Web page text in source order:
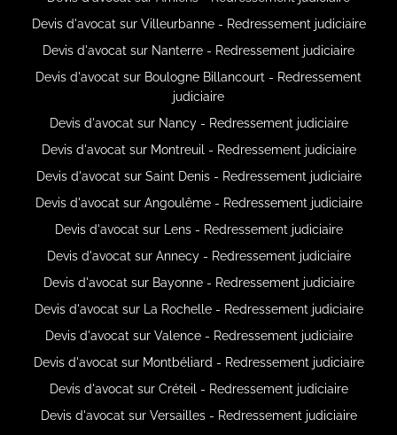
Devis d'avocat sur Villeurbanne - Redressement judiciaire
Devis d'avocat sur Nanterre - Redressement judiciaire
Devis d'avocat sur Boulogne Billancourt - Redressement
judiciaire
Devis d'avocat sur Nancy - Redressement judiciaire
Devis d'avocat sur Montreuil - Redressement judiciaire
Devis d'avocat sur Saint Denis - Redressement judiciaire
Devis d'avocat sur Angoulême - Redressement judiciaire
Devis d'avocat sur Lens - Redressement judiciaire
Devis d'avocat sur Annecy - Redressement judiciaire
Devis d'avocat sur Bayonne - Redressement judiciaire
Devis d'avocat sur La Rochelle - Redressement judiciaire
Devis d'avocat sur Valence - Redressement judiciaire
Devis d'avocat sur Montbéliard - Redressement judiciaire
Devis d'avocat sur Créteil - Redressement judiciaire
Devis d'avocat sur Versailles - Redressement judiciaire